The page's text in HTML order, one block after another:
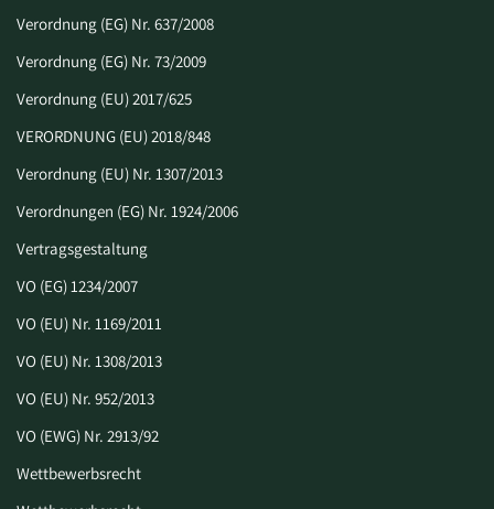
Verordnung (EG) Nr. 637/2008
Verordnung (EG) Nr. 73/2009
Verordnung (EU) 2017/625
VERORDNUNG (EU) 2018/848
Verordnung (EU) Nr. 1307/2013
Verordnungen (EG) Nr. 1924/2006
Vertragsgestaltung
VO (EG) 1234/2007
VO (EU) Nr. 1169/2011
VO (EU) Nr. 1308/2013
VO (EU) Nr. 952/2013
VO (EWG) Nr. 2913/92
Wettbewerbsrecht